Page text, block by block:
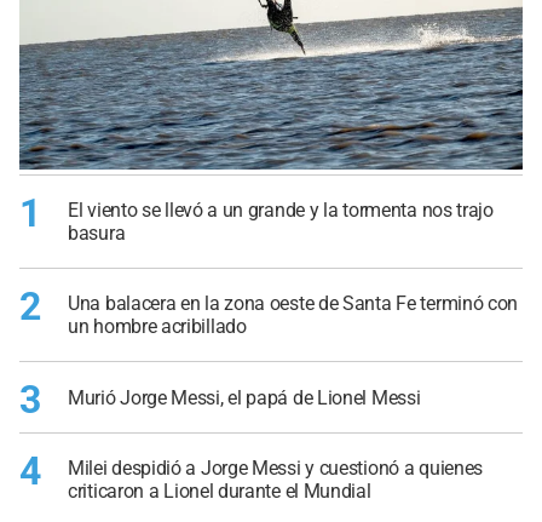
1
El viento se llevó a un grande y la tormenta nos trajo
basura
2
Una balacera en la zona oeste de Santa Fe terminó con
un hombre acribillado
3 Murió Jorge Messi, el papá de Lionel Messi
4
Milei despidió a Jorge Messi y cuestionó a quienes
criticaron a Lionel durante el Mundial